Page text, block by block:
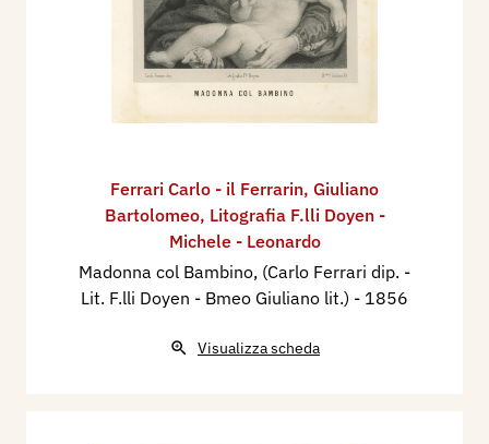
Ferrari Carlo - il Ferrarin, Giuliano
Bartolomeo, Litografia F.lli Doyen -
Michele - Leonardo
Madonna col Bambino, (Carlo Ferrari dip. -
Lit. F.lli Doyen - Bmeo Giuliano lit.) - 1856
Visualizza scheda